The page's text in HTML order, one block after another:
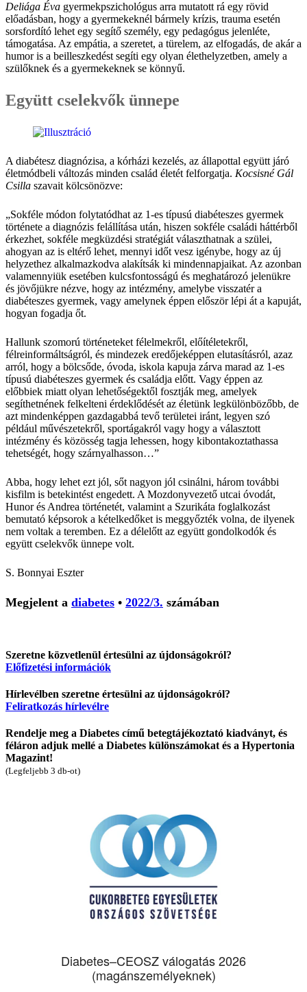
Deliága Éva gyermekpszichológus arra mutatott rá egy rövid
előadásban, hogy a gyermekeknél bármely krízis, trauma esetén
sorsfordító lehet egy segítő személy, egy pedagógus jelenléte,
támogatása. Az empátia, a szeretet, a türelem, az elfogadás, de akár a
humor is a beilleszkedést segíti egy olyan élethelyzetben, amely a
szülőknek és a gyermekeknek se könnyű.
Együtt cselekvők ünnepe
A diabétesz diagnózisa, a kórházi kezelés, az állapottal együtt járó
életmódbeli változás minden család életét felforgatja. Kocsisné Gál
Csilla szavait kölcsönözve:
„Sokféle módon folytatódhat az 1-es típusú diabéteszes gyermek
története a diagnózis felállítása után, hiszen sokféle családi háttérből
érkezhet, sokféle megküzdési stratégiát választhatnak a szülei,
ahogyan az is eltérő lehet, mennyi időt vesz igénybe, hogy az új
helyzethez alkalmazkodva alakítsák ki mindennapjaikat. Az azonban
valamennyiük esetében kulcsfontosságú és meghatározó jelenükre
és jövőjükre nézve, hogy az intézmény, amelybe visszatér a
diabéteszes gyermek, vagy amelynek éppen először lépi át a kapuját,
hogyan fogadja őt.
Hallunk szomorú történeteket félelmekről, előítéletekről,
félreinformáltságról, és mindezek eredőjeképpen elutasításról, azaz
arról, hogy a bölcsőde, óvoda, iskola kapuja zárva marad az 1-es
típusú diabéteszes gyermek és családja előtt. Vagy éppen az
előbbiek miatt olyan lehetőségektől fosztják meg, amelyek
segíthetnének felkelteni érdeklődését az életünk legkülönbözőbb, de
azt mindenképpen gazdagabbá tevő területei iránt, legyen szó
például művészetekről, sportágakról vagy hogy a választott
intézmény és közösség tagja lehessen, hogy kibontakoztathassa
tehetségét, hogy szárnyalhasson…”
Abba, hogy lehet ezt jól, sőt nagyon jól csinálni, három további
kisfilm is betekintést engedett. A Mozdonyvezető utcai óvodát,
Hunor és Andrea történetét, valamint a Szurikáta foglalkozást
bemutató képsorok a kételkedőket is meggyőzték volna, de ilyenek
nem voltak a teremben. Ez a délelőtt az együtt gondolkodók és
együtt cselekvők ünnepe volt.
S. Bonnyai Eszter
Megjelent a diabetes • 2022/3. számában
Szeretne közvetlenül értesülni az újdonságokról?
Előfizetési információk
Hírlevélben szeretne értesülni az újdonságokról?
Feliratkozás hírlevélre
Rendelje meg a Diabetes című betegtájékoztató kiadványt, és
féláron adjuk mellé a Diabetes különszámokat és a Hypertonia
Magazint!
(Legfeljebb 3 db-ot)